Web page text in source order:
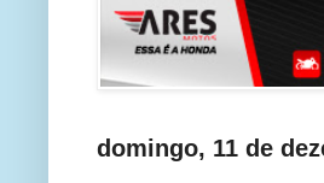
domingo, 11 de